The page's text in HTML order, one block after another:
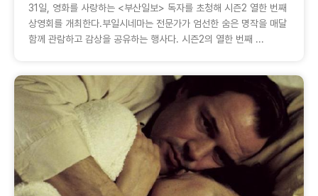
31일, 영화를 사랑하는 <부산일보> 독자를 초청해 시즌2 열한 번째
상영회를 개최한다.부일시네마는 전문가가 엄선한 숨은 명작을 매달
함께 관람하고 감상을 공유하는 행사다. 시즌2의 열한 번째 ...